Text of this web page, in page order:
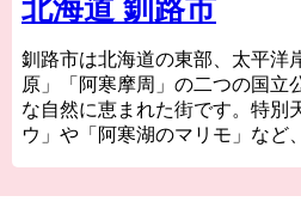
北海道 釧路市
釧路市は北海道の東部、太平洋
原」「阿寒摩周」の二つの国立
な自然に恵まれた街です。特別
ウ」や「阿寒湖のマリモ」など